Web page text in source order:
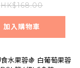
HK$168.00
加入購物車